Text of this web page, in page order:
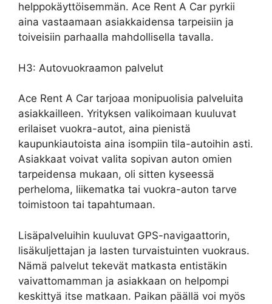
helppokäyttöisemmän. Ace Rent A Car pyrkii
aina vastaamaan asiakkaidensa tarpeisiin ja
toiveisiin parhaalla mahdollisella tavalla.
H3: Autovuokraamon palvelut
Ace Rent A Car tarjoaa monipuolisia palveluita
asiakkailleen. Yrityksen valikoimaan kuuluvat
erilaiset vuokra-autot, aina pienistä
kaupunkiautoista aina isompiin tila-autoihin asti.
Asiakkaat voivat valita sopivan auton omien
tarpeidensa mukaan, oli sitten kyseessä
perheloma, liikematka tai vuokra-auton tarve
toimistoon tai tapahtumaan.
Lisäpalveluihin kuuluvat GPS-navigaattorin,
lisäkuljettajan ja lasten turvaistuinten vuokraus.
Nämä palvelut tekevät matkasta entistäkin
vaivattomamman ja asiakkaan on helpompi
keskittyä itse matkaan. Paikan päällä voi myös